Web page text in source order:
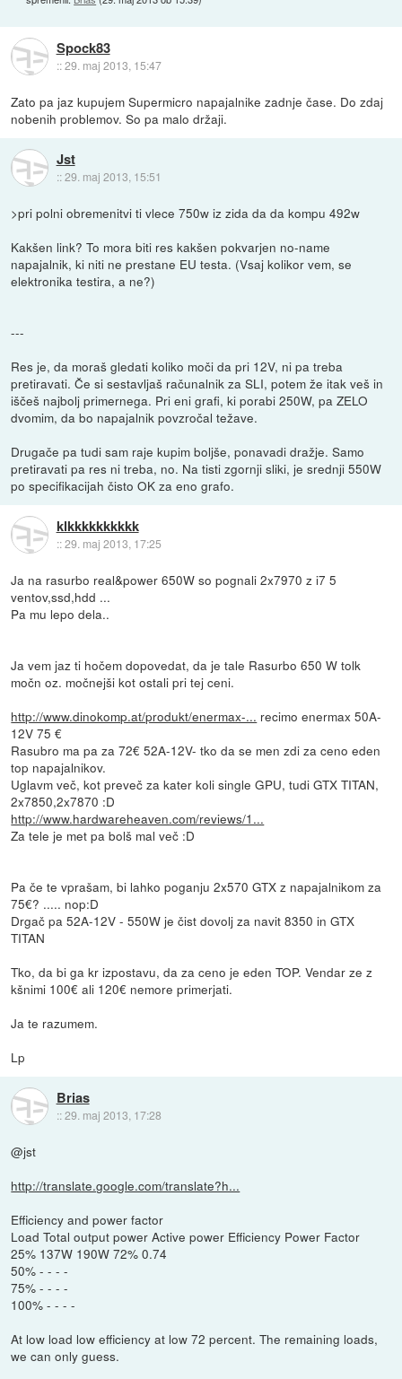
Spock83
::29. maj 2013, 15:47
Zato pa jaz kupujem Supermicro napajalnike zadnje čase. Do zdaj
nobenih problemov. So pa malo držaji.
Jst
::29. maj 2013, 15:51
>pri polni obremenitvi ti vlece 750w iz zida da da kompu 492w
Kakšen link? To mora biti res kakšen pokvarjen no-name
napajalnik, ki niti ne prestane EU testa. (Vsaj kolikor vem, se
elektronika testira, a ne?)
---
Res je, da moraš gledati koliko moči da pri 12V, ni pa treba
pretiravati. Če si sestavljaš računalnik za SLI, potem že itak veš in
iščeš najbolj primernega. Pri eni grafi, ki porabi 250W, pa ZELO
dvomim, da bo napajalnik povzročal težave.
Drugače pa tudi sam raje kupim boljše, ponavadi dražje. Samo
pretiravati pa res ni treba, no. Na tisti zgornji sliki, je srednji 550W
po specifikacijah čisto OK za eno grafo.
klkkkkkkkkkk
::29. maj 2013, 17:25
Ja na rasurbo real&power 650W so pognali 2x7970 z i7 5
ventov,ssd,hdd ...
Pa mu lepo dela..
Ja vem jaz ti hočem dopovedat, da je tale Rasurbo 650 W tolk
močn oz. močnejši kot ostali pri tej ceni.
http://www.dinokomp.at/produkt/enermax-... recimo enermax 50A-
12V 75 €
Rasubro ma pa za 72€ 52A-12V- tko da se men zdi za ceno eden
top napajalnikov.
Uglavm več, kot preveč za kater koli single GPU, tudi GTX TITAN,
2x7850,2x7870 :D
http://www.hardwareheaven.com/reviews/1...
Za tele je met pa bolš mal več :D
Pa če te vprašam, bi lahko poganju 2x570 GTX z napajalnikom za
75€? ..... nop:D
Drgač pa 52A-12V - 550W je čist dovolj za navit 8350 in GTX
TITAN
Tko, da bi ga kr izpostavu, da za ceno je eden TOP. Vendar ze z
kšnimi 100€ ali 120€ nemore primerjati.
Ja te razumem.
Lp
Brias
::29. maj 2013, 17:28
@jst
http://translate.google.com/translate?h...
Efficiency and power factor
Load Total output power Active power Efficiency Power Factor
25% 137W 190W 72% 0.74
50% - - - -
75% - - - -
100% - - - -
At low load low efficiency at low 72 percent. The remaining loads,
we can only guess.